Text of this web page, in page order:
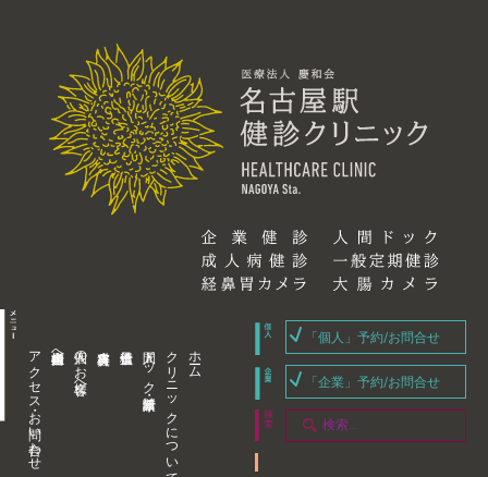
アクセス・お問い合わせ 企業内担当者様へ 個人のお客様へ 人間ドック・健康診断 クリニックについて ホーム
「個人」予約/お問合せ
「企業」予約/お問合せ